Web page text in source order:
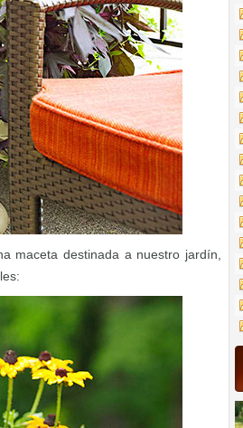
maceta destinada a nuestro jardín,